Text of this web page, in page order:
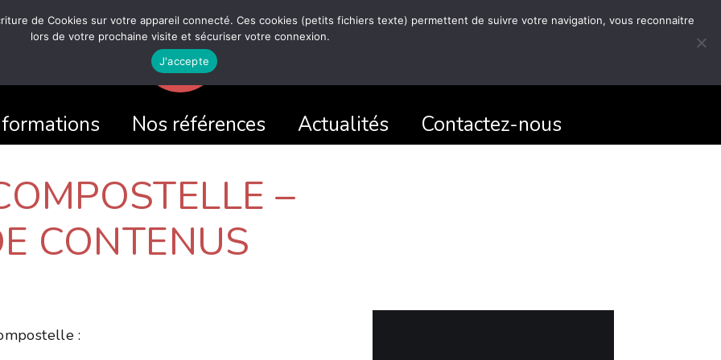
Nos références Actualités Contactez-nous
–
CONTENUS
:
de Cookies sur votre appareil connecté. Ces cookies (petits fichiers texte) permettent de suivre votre navigation, vous reconnaitre
lors de votre prochaine visite et sécuriser votre connexion.
J'accepte